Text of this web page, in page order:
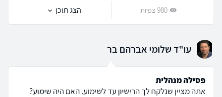
980 צפיות הצג תוכן
עו"ד שלומי אברהם בר
פסילה מנהלית
אתה מציין שנלקח לך הרישיון עד לשימוע. האם היה שימוע?